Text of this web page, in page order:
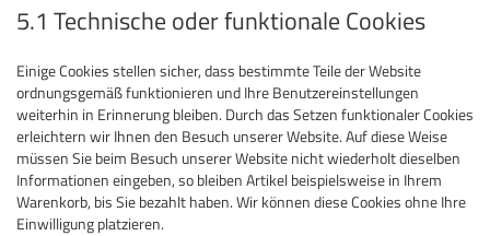
5.1 Technische oder funktionale Cookies
Einige Cookies stellen sicher, dass bestimmte Teile der Website
ordnungsgemäß funktionieren und Ihre Benutzereinstellungen
weiterhin in Erinnerung bleiben. Durch das Setzen funktionaler Cookies
erleichtern wir Ihnen den Besuch unserer Website. Auf diese Weise
müssen Sie beim Besuch unserer Website nicht wiederholt dieselben
Informationen eingeben, so bleiben Artikel beispielsweise in Ihrem
Warenkorb, bis Sie bezahlt haben. Wir können diese Cookies ohne Ihre
Einwilligung platzieren.